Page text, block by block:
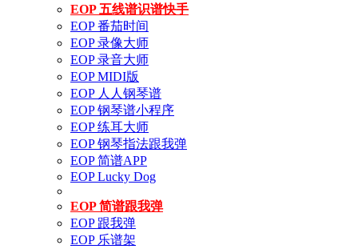
EOP 五线谱识谱快手
EOP 番茄时间
EOP 录像大师
EOP 录音大师
EOP MIDI版
EOP 人人钢琴谱
EOP 钢琴谱小程序
EOP 练耳大师
EOP 钢琴指法跟我弹
EOP 简谱APP
EOP Lucky Dog
EOP 简谱跟我弹
EOP 跟我弹
EOP 乐谱架